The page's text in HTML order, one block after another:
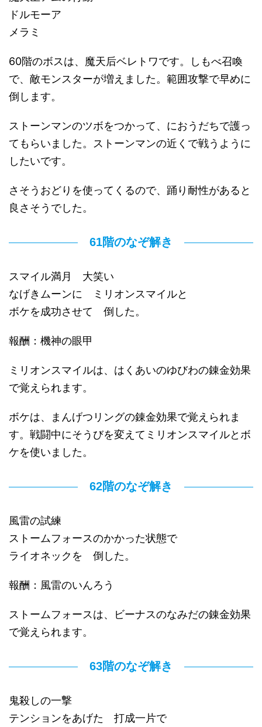
ドルモーア
メラミ
60階のボスは、魔天后ベレトワです。しもべ召喚
で、敵モンスターが増えました。範囲攻撃で早めに
倒します。
ストーンマンのツボをつかって、におうだちで護っ
てもらいました。ストーンマンの近くで戦うように
したいです。
さそうおどりを使ってくるので、踊り耐性があると
良さそうでした。
61階のなぞ解き
スマイル満月 大笑い
なげきムーンに ミリオンスマイルと
ボケを成功させて 倒した。
報酬：機神の眼甲
ミリオンスマイルは、はくあいのゆびわの錬金効果
で覚えられます。
ボケは、まんげつリングの錬金効果で覚えられま
す。戦闘中にそうびを変えてミリオンスマイルとボ
ケを使いました。
62階のなぞ解き
風雷の試練
ストームフォースのかかった状態で
ライオネックを 倒した。
報酬：風雷のいんろう
ストームフォースは、ビーナスのなみだの錬金効果
で覚えられます。
63階のなぞ解き
鬼殺しの一撃
テンションをあげた 打成一片で